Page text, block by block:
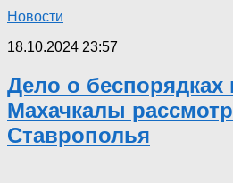
Новости
18.10.2024 23:57
Дело о беспорядках
Махачкалы
Ставрополья